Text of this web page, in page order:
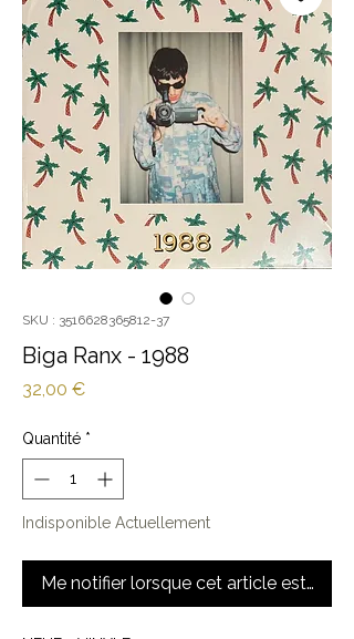
SKU : 3516628365812-37
Biga Ranx - 1988
32,00 €Prix
Quantité *
Indisponible Actuellement
Me notifier lorsque cet article est